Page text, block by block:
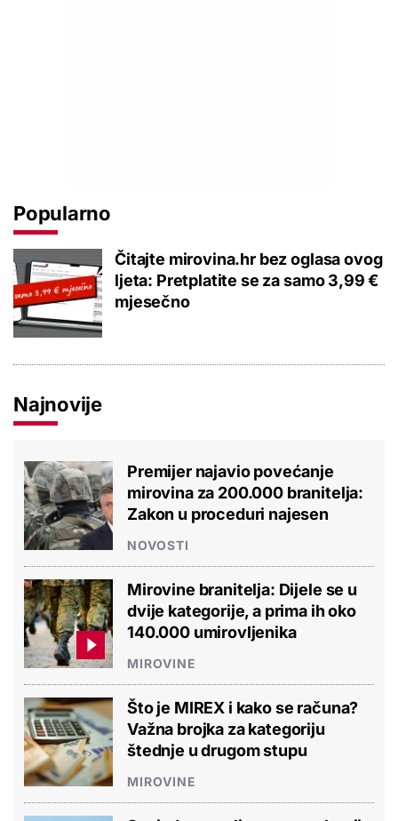
Popularno
Čitajte mirovina.hr bez oglasa ovog
ljeta: Pretplatite se za samo 3,99 €
mjesečno
Najnovije
Premijer najavio povećanje
mirovina za 200.000 branitelja:
Zakon u proceduri najesen
NOVOSTI
Mirovine branitelja: Dijele se u
dvije kategorije, a prima ih oko
140.000 umirovljenika
MIROVINE
Što je MIREX i kako se računa?
Važna brojka za kategoriju
štednje u drugom stupu
MIROVINE